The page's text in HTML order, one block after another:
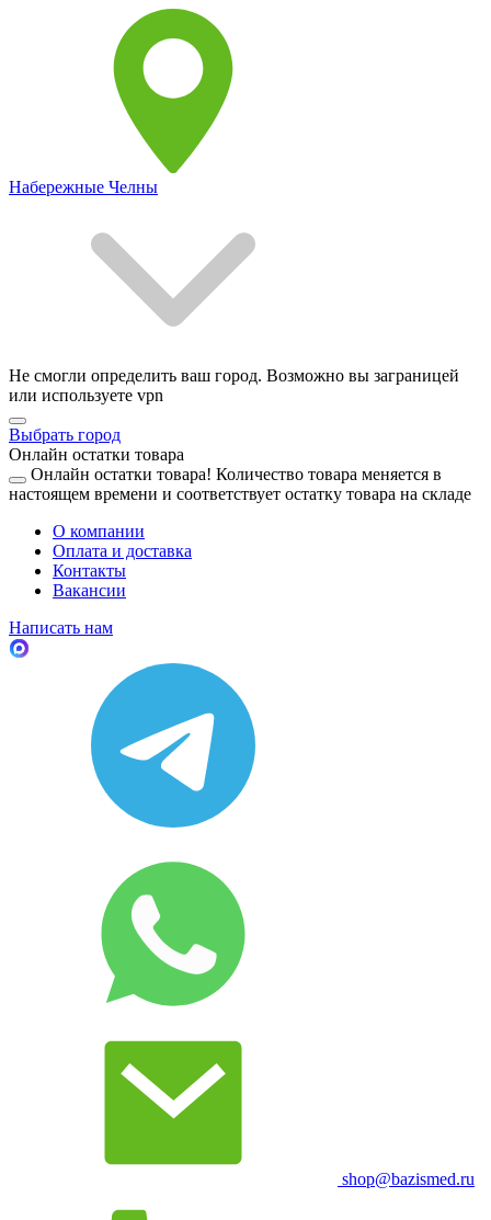
Набережные Челны
Не смогли определить ваш город. Возможно вы заграницей
или используете vpn
Выбрать город
Онлайн остатки товара
Онлайн остатки товара! Количество товара меняется в
настоящем времени и соответствует остатку товара на складе
О компании
Оплата и доставка
Контакты
Вакансии
Написать нам
shop@bazismed.ru